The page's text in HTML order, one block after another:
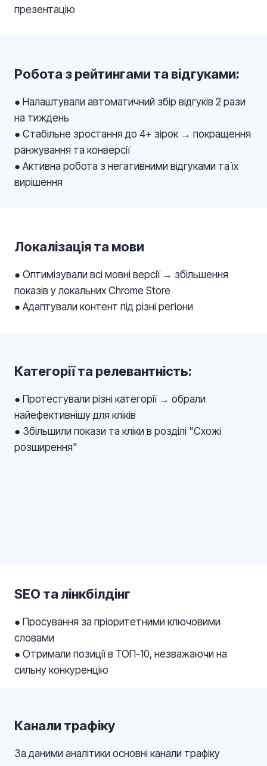
презентацію
Робота з рейтингами та відгуками:
● Налаштували автоматичний збір відгуків 2 рази
на тиждень
● Стабільне зростання до 4+ зірок → покращення
ранжування та конверсії
● Активна робота з негативними відгуками та їх
вирішення
Локалізація та мови
● Оптимізували всі мовні версії → збільшення
показів у локальних Chrome Store
● Адаптували контент під різні регіони
Категорії та релевантність:
● Протестували різні категорії → обрали
найефективнішу для кліків
● Збільшили покази та кліки в розділі "Схожі
розширення"
SEO та лінкбілдінг
● Просування за пріоритетними ключовими
словами
● Отримали позиції в ТОП-10, незважаючи на
сильну конкуренцію
Канали трафіку
За даними аналітики основні канали трафіку